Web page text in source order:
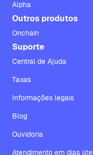
Alpha
Outros produtos
Onchain
Suporte
Central de Ajuda
Taxas
Informações legais
Blog
Ouvidoria
Atendimento em dias